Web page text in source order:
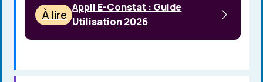
À lire
Appli E-Constat : Guide
Utilisation 2026